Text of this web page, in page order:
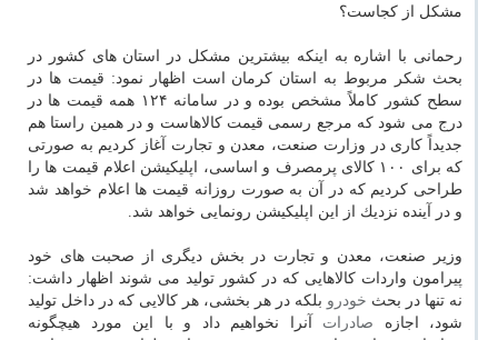
مشكل از كجاست؟
رحمانی با اشاره به اینكه بیشترین مشكل در استان های كشور در
بحث شكر مربوط به استان كرمان است اظهار نمود: قیمت ها در
سطح كشور كاملاً مشخص بوده و در سامانه ۱۲۴ همه قیمت ها در
درج می شود كه مرجع رسمی قیمت كالاهاست و در همین راستا هم
جدیداً كاری در وزارت صنعت، معدن و تجارت آغاز كردیم به صورتی
كه برای ۱۰۰ كالای پرمصرف و اساسی، اپلیكیشن اعلام قیمت ها را
طراحی كردیم كه در آن به صورت روزانه قیمت ها اعلام خواهد شد
و در آینده نزدیك از این اپلیكیشن رونمایی خواهد شد.
وزیر صنعت، معدن و تجارت در بخش دیگری از صحبت های خود
پیرامون واردات كالاهایی كه در كشور تولید می شوند اظهار داشت:
نه تنها در بحث خودرو بلكه در هر بخشی، هر كالایی كه در داخل تولید
شود، اجازه صادرات آنرا نخواهیم داد و با این مورد هیچگونه